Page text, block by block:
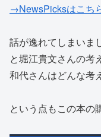
→NewsPicksはこち
話が逸れてしまいま
と堀江貴文さんの考
和代さんはどんな考
という点もこの本の